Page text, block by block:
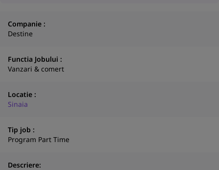
Companie :
Destine
Functia Jobului :
Vanzari & comert
Locatie :
Sinaia
Tip job :
Program Part Time
Descriere: